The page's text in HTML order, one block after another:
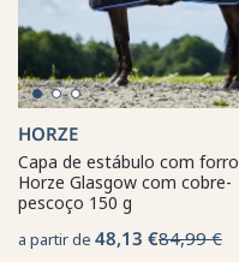
HORZE
Capa de estábulo com forro
Horze Glasgow com cobre-
pescoço 150 g
a partir de 48,13 €84,99 €